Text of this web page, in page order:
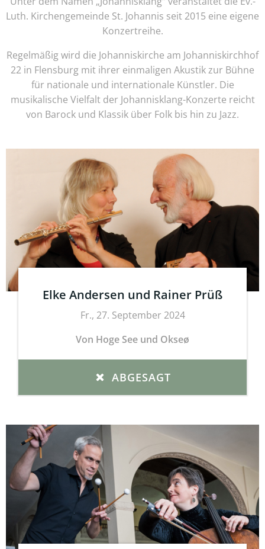
Luth. Kirchengemeinde St. Johannis seit 2015 eine eigene
Konzertreihe.
Regelmäßig wird die Johanniskirche am Johanniskirchhof
22 in Flensburg mit ihrer einmaligen Akustik zur Bühne
für nationale und internationale Künstler. Die
musikalische Vielfalt der Johannisklang-Konzerte reicht
von Barock und Klassik über Folk bis hin zu Jazz.
Elke Andersen und Rainer Prüß
Fr., 27. September 2024
Von Hoge See und Okseø
ABGESAGT